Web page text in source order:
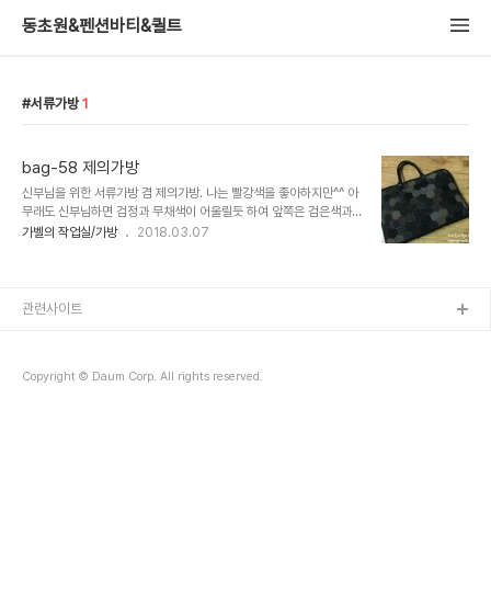
동초원&펜션바티&퀼트
서류가방 1
bag-58 제의가방
신부님을 위한 서류가방 겸 제의가방. 나는 빨강색을 좋아하지만^^ 아
무래도 신부님하면 검정과 무채색이 어울릴듯 하여 앞쪽은 검은색과
갈색 계열의 헥사곤을 연결.. 사이즈는 가로 17*12인치(약 43*30
가벨의 작업실/가방 2018.03.07
Copyright © Daum Corp. All rights reserved.
관련사이트